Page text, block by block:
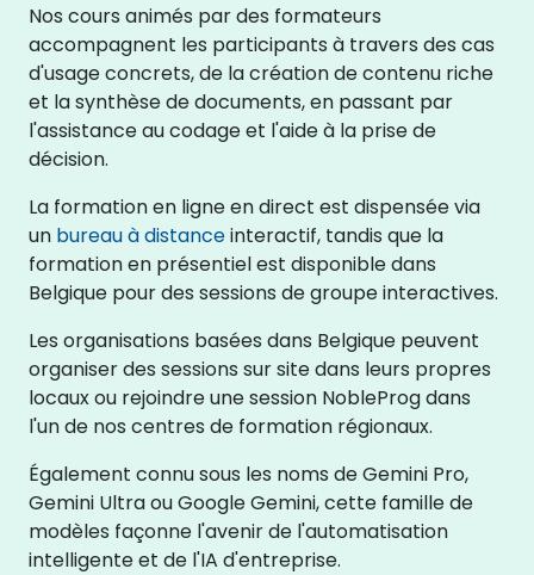
Nos cours animés par des formateurs
accompagnent les participants à travers des cas
d'usage concrets, de la création de contenu riche
et la synthèse de documents, en passant par
l'assistance au codage et l'aide à la prise de
décision.
La formation en ligne en direct est dispensée via
un bureau à distanceinteractif, tandis que la
formation en présentiel est disponible dans
Belgique pour des sessions de groupe interactives.
Les organisations basées dans Belgique peuvent
organiser des sessions sur site dans leurs propres
locaux ou rejoindre une session NobleProg dans
l'un de nos centres de formation régionaux.
Également connu sous les noms de Gemini Pro,
Gemini Ultra ou Google Gemini, cette famille de
modèles façonne l'avenir de l'automatisation
intelligente et de l'IA d'entreprise.